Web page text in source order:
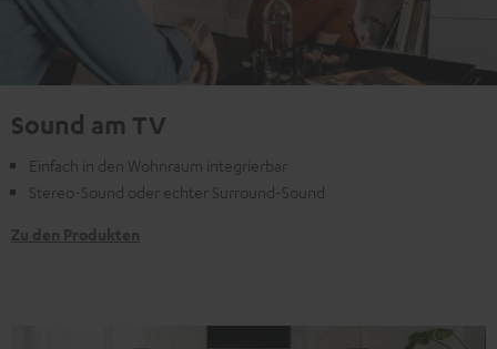
Sound am TV
Einfach in den Wohnraum integrierbar
Stereo-Sound oder echter Surround-Sound
Zu den Produkten